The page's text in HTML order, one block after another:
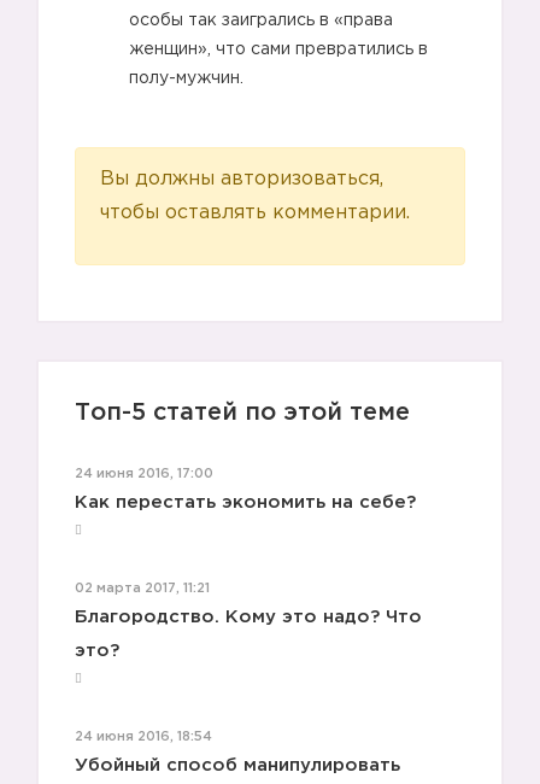
особы так заигрались в «права
женщин», что сами превратились в
полу-мужчин.
Вы должны авторизоваться,
чтобы оставлять комментарии.
Топ-5 статей по этой теме
24 июня 2016, 17:00
Как перестать экономить на себе?
02 марта 2017, 11:21
Благородство. Кому это надо? Что
это?
24 июня 2016, 18:54
Убойный способ манипулировать